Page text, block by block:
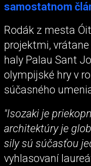
samostatnom
Rodák z mesta
projektmi,
haly Palau Sant
olympijské hry v
súčasného
"Isozaki je
architektúry je
sily sú súčasťou
vyhlasovaní